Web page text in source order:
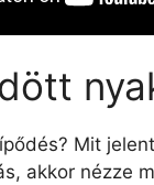
Mit
akkor nézze